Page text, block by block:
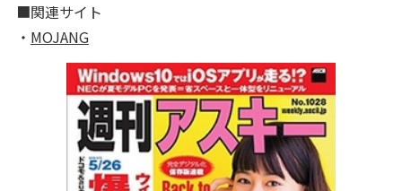
■関連サイト
・ MOJANG